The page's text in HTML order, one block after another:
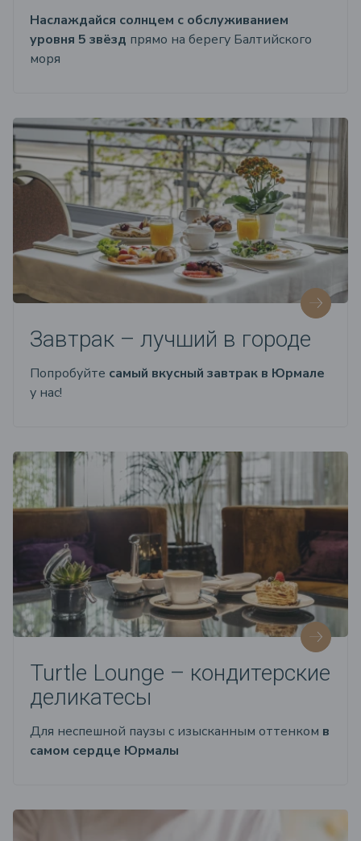
Наслаждайся солнцем с обслуживанием
уровня 5 звёзд прямо на берегу Балтийского
моря
Завтрак – лучший в городе
Попробуйте самый вкусный завтрак в Юрмале
у нас!
Turtle Lounge – кондитерские
деликатесы
Для неспешной паузы с изысканным оттенком в
самом сердце Юрмалы